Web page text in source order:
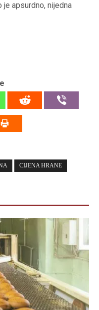
je apsurdno, nijedna
CIJENA HRANE